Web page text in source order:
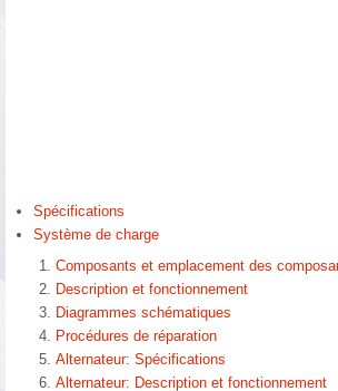
Spécifications
Système de charge
Composants et emplacement des
Description et fonctionnement
Diagrammes schématiques
Procédures de réparation
Alternateur: Spécifications
Alternateur: Description et fonctionnement